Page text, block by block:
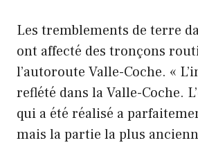
Les tremblements de terre
ont affecté des tronçons
l’autoroute Valle-Coche. «
reflété dans la Valle-Coche.
qui a été réalisé a
mais la partie la plus